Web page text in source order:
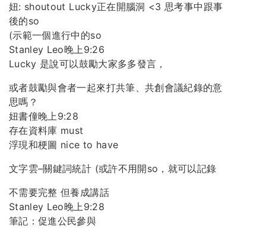
妞: shoutout Lucky正在開腦洞 <3 思考事中跟事
後的so
(示範一個進行中的so
Stanley Leo晚上9:26
Lucky 是說可以鼓勵大家多多發言，
或者鼓勵與會者一起來打共筆、共創會議紀錄的意
思嗎？
妞書僮晚上9:28
存在資料庫 must
浮現和梗圖 nice to have
文字雲–關鍵詞統計 (或許不用開so，就可以記錄
不需要完整 但養成講話
Stanley Leo晚上9:28
筆記：促進公民參與